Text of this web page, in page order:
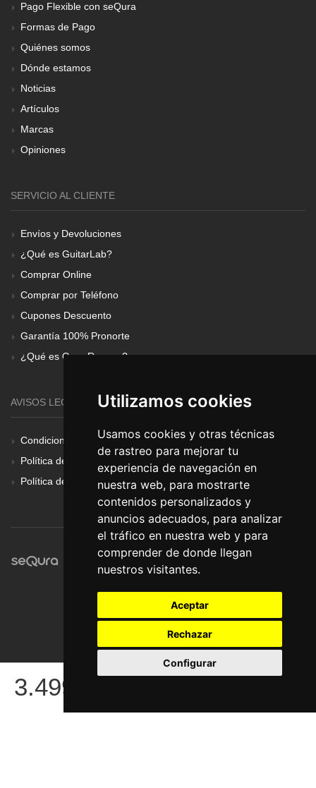
Utilizamos cookies
Usamos cookies y otras técnicas
de rastreo para mejorar tu
experiencia de navegación en
nuestra web, para mostrarte
contenidos personalizados y
anuncios adecuados, para analizar
el tráfico en nuestra web y para
comprender de donde llegan
nuestros visitantes.
Aceptar
Rechazar
Configurar
3.499
Pago Flexible con seQura
Formas de Pago
Quiénes somos
Dónde estamos
Noticias
Artículos
Marcas
Opiniones
SERVICIO AL CLIENTE
Envíos y Devoluciones
¿Qué es GuitarLab?
Comprar Online
Comprar por Teléfono
Cupones Descuento
Garantía 100% Pronorte
¿Qué es Gear Renove?
AVISOS LEGALES
Condiciones Generales
Política de Cookies
Política de Privacidad
© Pronorte Sonido SL. Todos los derechos reservados.